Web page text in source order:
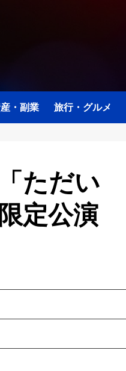
・副業 旅行・グルメ
ただい
定公演